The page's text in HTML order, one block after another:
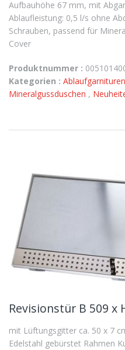
Aufbauhöhe 67 mm, mit
Ablaufleistung: 0,5 l/s ohne
Schrauben, passend für
Cover
Produktnummer :
Kategorien :
Mineralgussduschen ,
Revisionstür B 509 x
mit Lüftungsgitter ca. 50 x 7
Edelstahl gebürstet Rahmen